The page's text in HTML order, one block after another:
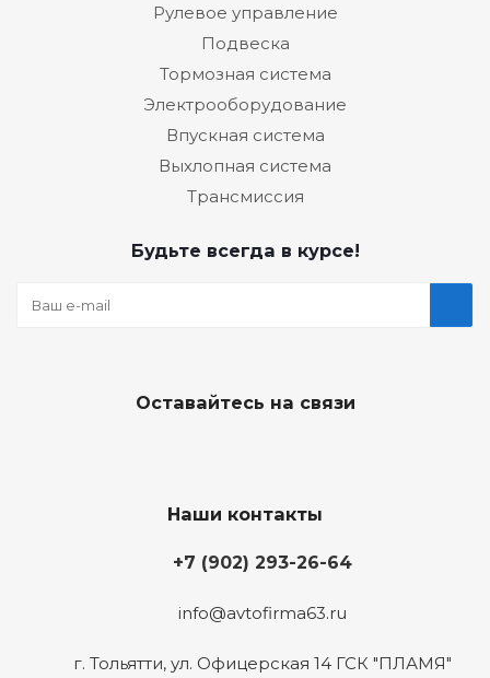
Рулевое управление
Подвеска
Тормозная система
Электрооборудование
Впускная система
Выхлопная система
Трансмиссия
Будьте всегда в курсе!
Оставайтесь на связи
Наши контакты
+7 (902) 293-26-64
info@avtofirma63.ru
г. Тольятти, ул. Офицерская 14 ГСК "ПЛАМЯ"